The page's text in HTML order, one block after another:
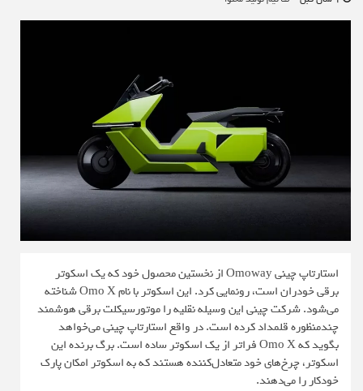
استارتاپ چینی Omoway از نخستین محصول خود که یک اسکوتر
برقی خودران است، رونمایی کرد. این اسکوتر با نام Omo X شناخته
می‌شود. شرکت چینی این وسیله نقلیه را موتورسیکلت برقی هوشمند
چندمنظوره قلمداد کرده است. در واقع استارتاپ چینی می‌خواهد
بگوید که Omo X فراتر از یک اسکوتر ساده است. برگ برنده این
اسکوتر، چرخ‌های خود متعادل‌کننده هستند که به اسکوتر امکان پارک
خودکار را می‌دهند.